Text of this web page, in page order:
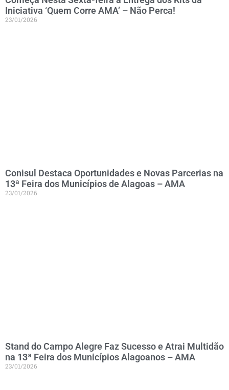
Iniciativa ‘Quem Corre AMA’ – Não Perca!
23/01/2026
Conisul Destaca Oportunidades e Novas Parcerias na
13ª Feira dos Municípios de Alagoas – AMA
23/01/2026
Stand do Campo Alegre Faz Sucesso e Atrai Multidão
na 13ª Feira dos Municípios Alagoanos – AMA
23/01/2026